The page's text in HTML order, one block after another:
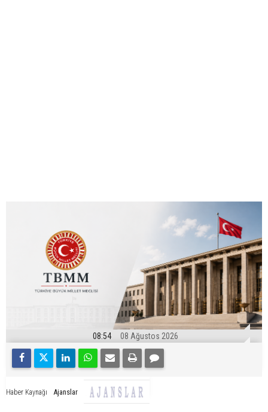
08:54 08 Ağustos 2026
Haber Kaynağı Ajanslar